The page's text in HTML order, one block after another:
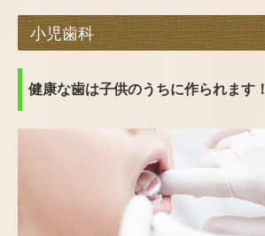
小児歯科
健康な歯は子供のうちに作られます！